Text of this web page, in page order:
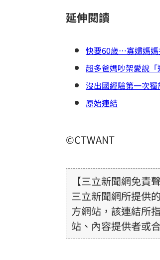
延伸閱讀
快要60歲…寡婦媽
超多爸媽吵架愛說
沒出國經驗第一次
原始連結
©CTWANT
【三立新聞網免責聲
三立新聞網所提供
方網站，該連結所
站、內容提供者或
或合法性。三立新